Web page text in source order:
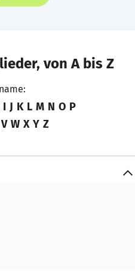
von A bis Z
I J K L M N O P
V W X Y Z